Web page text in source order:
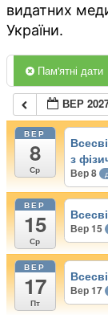
видатних
України.
Пам'ятні дати
ВЕР
ВЕР
8
Ср
з
Вер 8
ВЕР
15
Ср
Вер 15
ВЕР
17
Пт
Вер 17